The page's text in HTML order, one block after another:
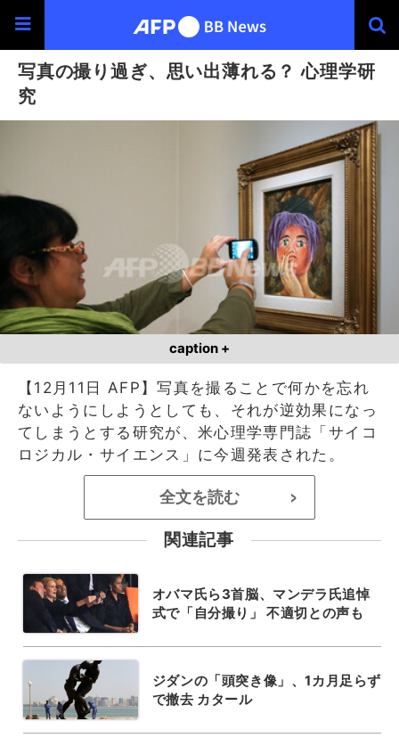
写真の撮り過ぎ、思い出薄れる？ 心理学研
究
caption +
【12月11日 AFP】写真を撮ることで何かを忘れ
ないようにしようとしても、それが逆効果になっ
てしまうとする研究が、米心理学専門誌「サイコ
ロジカル・サイエンス」に今週発表された。
全文を読む >
関連記事
オバマ氏ら3首脳、マンデラ氏追悼
式で「自分撮り」 不適切との声も
ジダンの「頭突き像」、1カ月足らず
で撤去 カタール